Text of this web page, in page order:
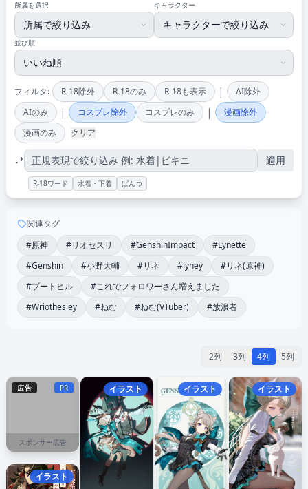
所属を選択 キャラクター
並び順
フィルタ: R-18除外 R-18のみ R-18も表示 |
AI除外
AIのみ
| コスプレ除外 コスプレのみ |
漫画除外
漫画のみ
クリア
.* 適用
R-18ワード 水着・下着 ぱんつ
関連タグ
#原神
#リオセスリ #GenshinImpact
#Lynette
#Genshin
#小野大輔 #リネ #lyney
#リネ(原神)
#ブートヒル
#これでフォロワーさん増えました
#Wriothesley
#ねむ #ねむ(VTuber) #放浪者
2列 3列 4列 5列
広告 PR
スポンサー広告
イラスト
イラスト イラスト イラスト